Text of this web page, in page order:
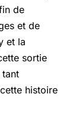
de
et de
et la
sortie
tant
histoire